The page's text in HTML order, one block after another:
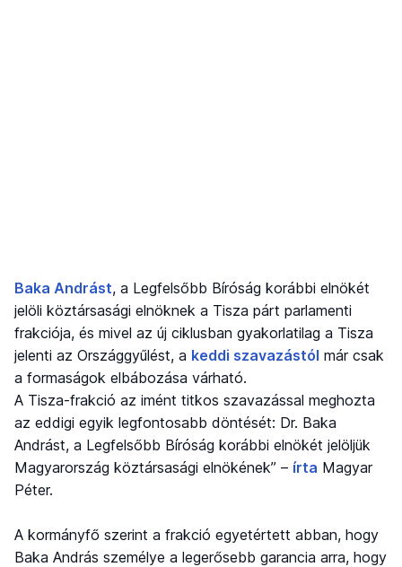
Baka Andrást, a Legfelsőbb Bíróság korábbi elnökét
jelöli köztársasági elnöknek a Tisza párt parlamenti
frakciója, és mivel az új ciklusban gyakorlatilag a Tisza
jelenti az Országgyűlést, a keddi szavazástól már csak
a formaságok elbábozása várható.
A Tisza-frakció az imént titkos szavazással meghozta
az eddigi egyik legfontosabb döntését: Dr. Baka
Andrást, a Legfelsőbb Bíróság korábbi elnökét jelöljük
Magyarország köztársasági elnökének” – írta Magyar
Péter.
A kormányfő szerint a frakció egyetértett abban, hogy
Baka András személye a legerősebb garancia arra, hogy